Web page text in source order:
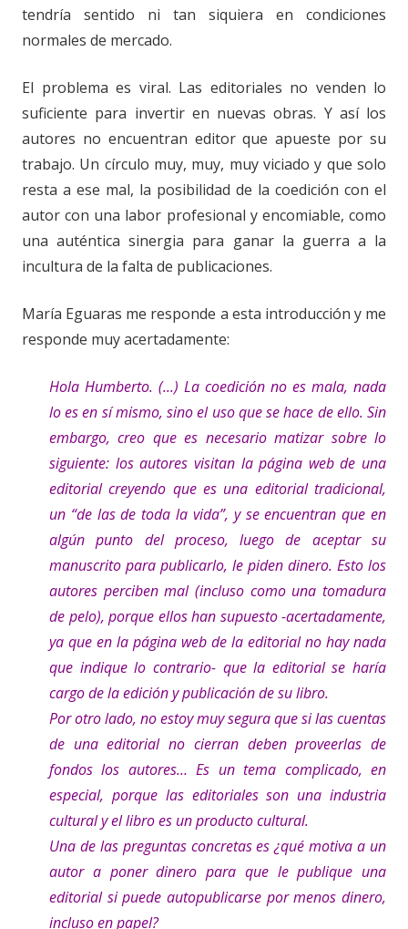
tendría sentido ni tan siquiera en condiciones
normales de mercado.
El problema es viral. Las editoriales no venden lo
suficiente para invertir en nuevas obras. Y así los
autores no encuentran editor que apueste por su
trabajo. Un círculo muy, muy, muy viciado y que solo
resta a ese mal, la posibilidad de la coedición con el
autor con una labor profesional y encomiable, como
una auténtica sinergia para ganar la guerra a la
incultura de la falta de publicaciones.
María Eguaras me responde a esta introducción y me
responde muy acertadamente:
Hola Humberto. (...) La coedición no es mala, nada
lo es en sí mismo, sino el uso que se hace de ello. Sin
embargo, creo que es necesario matizar sobre lo
siguiente: los autores visitan la página web de una
editorial creyendo que es una editorial tradicional,
un “de las de toda la vida”, y se encuentran que en
algún punto del proceso, luego de aceptar su
manuscrito para publicarlo, le piden dinero. Esto los
autores perciben mal (incluso como una tomadura
de pelo), porque ellos han supuesto -acertadamente,
ya que en la página web de la editorial no hay nada
que indique lo contrario- que la editorial se haría
cargo de la edición y publicación de su libro.
Por otro lado, no estoy muy segura que si las cuentas
de una editorial no cierran deben proveerlas de
fondos los autores… Es un tema complicado, en
especial, porque las editoriales son una industria
cultural y el libro es un producto cultural.
Una de las preguntas concretas es ¿qué motiva a un
autor a poner dinero para que le publique una
editorial si puede autopublicarse por menos dinero,
incluso en papel?